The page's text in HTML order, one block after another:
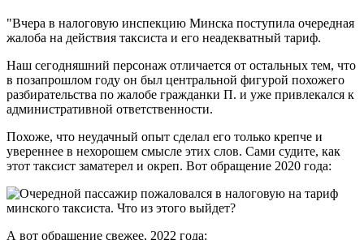
"Вчера в налоговую инспекцию Минска поступила очередная
жалоба на действия таксиста и его неадекватный тариф.
Наш сегодняшний персонаж отличается от остальных тем, что
в позапрошлом году он был центральной фигурой похожего
разбирательства по жалобе гражданки П. и уже привлекался к
административной ответственности.
Похоже, что неудачный опыт сделал его только крепче и
увереннее в нехорошем смысле этих слов. Сами судите, как
этот таксист заматерел и окреп. Вот обращение 2020 года:
А вот обращение свежее, 2022 года: